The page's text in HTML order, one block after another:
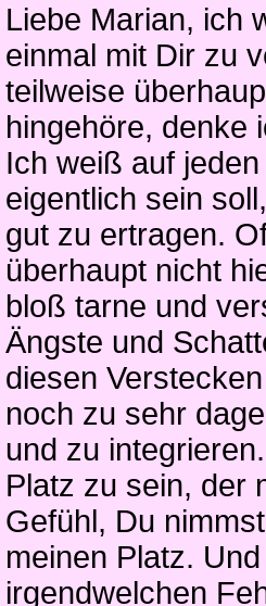
Liebe Marian, ich
einmal mit Dir zu
teilweise
hingehöre, denke
Ich weiß auf
eigentlich sein
gut zu ertragen.
überhaupt nicht
bloß tarne und
Ängste und
diesen
noch zu sehr
und zu
Platz zu sein, der
Gefühl, Du
meinen Platz.
irgendwelchen